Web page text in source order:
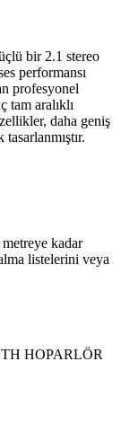
bir 2.1 stereo
performansı
profesyonel
tam aralıklı
daha geniş
kadar
listelerini veya
HOPARLÖR